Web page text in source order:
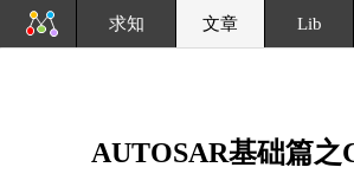
求知 文章 Lib
AUTOSAR基础篇之